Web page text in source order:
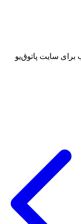
برای سایت پاتوق‌یو